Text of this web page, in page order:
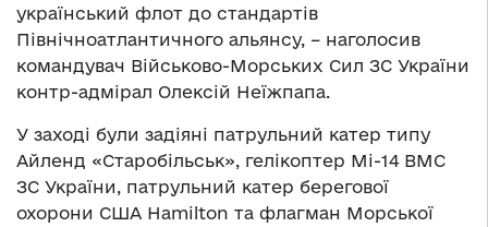
український флот до стандартів
Північноатлантичного альянсу, – наголосив
командувач Військово-Морських Сил ЗС України
контр-адмірал Олексій Неїжпапа.
У заході були задіяні патрульний катер типу
Айленд «Старобільськ», гелікоптер Мі-14 ВМС
ЗС України, патрульний катер берегової
охорони США Hamilton та флагман Морської